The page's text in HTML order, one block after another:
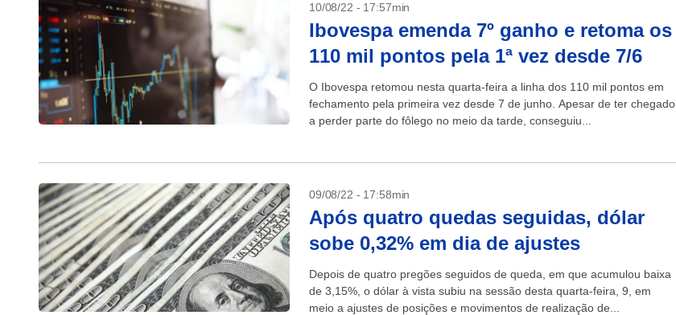
10/08/22 - 17:57min
Ibovespa emenda 7º ganho e retoma os
110 mil pontos pela 1ª vez desde 7/6
O Ibovespa retomou nesta quarta-feira a linha dos 110 mil pontos em
fechamento pela primeira vez desde 7 de junho. Apesar de ter chegado
a perder parte do fôlego no meio da tarde, conseguiu...
09/08/22 - 17:58min
Após quatro quedas seguidas, dólar
sobe 0,32% em dia de ajustes
Depois de quatro pregões seguidos de queda, em que acumulou baixa
de 3,15%, o dólar à vista subiu na sessão desta quarta-feira, 9, em
meio a ajustes de posições e movimentos de realização de...